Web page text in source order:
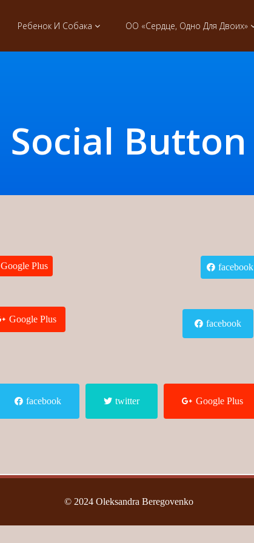
Ребенок И Собака ОО «Сердце, Одно Для Двоих»
Social Button
Google Plus
Google Plus
facebook
facebook
facebook twitter Google Plus
© 2024 Oleksandra Beregovenko